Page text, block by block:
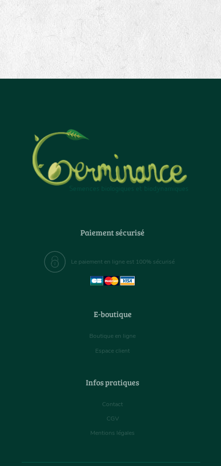
Paiement sécurisé
Le paiement en ligne est 100% sécurisé
E-boutique
Boutique en ligne
Espace client
Infos pratiques
Contact
CGV
Mentions légales